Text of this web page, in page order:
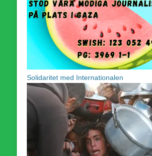
Solidaritet med Internationalen